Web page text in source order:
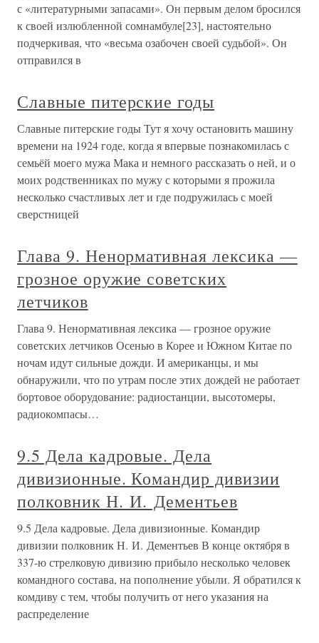
с «литературными запасами». Он первым делом бросился
к своей излюбленной сомнамбуле[23], настоятельно
подчеркивая, что «весьма озабочен своей судьбой». Он
отправился в
Славные питерские годы
Славные питерские годы Тут я хочу остановить машину
времени на 1924 годе, когда я впервые познакомилась с
семьёй моего мужа Мака и немного рассказать о ней, и о
моих родственниках по мужу с которыми я прожила
несколько счастливых лет и где подружилась с моей
сверстницей
Глава 9. Ненормативная лексика —
грозное оружие советских
летчиков
Глава 9. Ненормативная лексика — грозное оружие
советских летчиков Осенью в Корее и Южном Китае по
ночам идут сильные дожди. И американцы, и мы
обнаружили, что по утрам после этих дождей не работает
бортовое оборудование: радиостанции, высотомеры,
радиокомпасы…
9.5 Дела кадровые. Дела
дивизионные. Командир дивизии
полковник Н. И. Дементьев
9.5 Дела кадровые. Дела дивизионные. Командир
дивизии полковник Н. И. Дементьев В конце октября в
337-ю стрелковую дивизию прибыло несколько человек
командного состава, на пополнение убыли. Я обратился к
комдиву с тем, чтобы получить от него указания на
распределение